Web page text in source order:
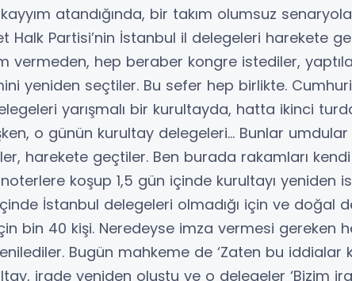
atandığında, bir takım olumsuz
Halk Partisi’nin İstanbul il delegeleri harekete
vermeden, hep beraber kongre istediler,
yeniden seçtiler. Bu sefer hep birlikte.
yarışmalı bir kurultayda, hatta ikinci
o günün kurultay delegeleri… Bunlar
harekete geçtiler. Ben burada rakamları
koşup 1,5 gün içinde kurultayı yeniden
İstanbul delegeleri olmadığı için ve doğal
bin 40 kişi. Neredeyse imza vermesi gereken
Bugün mahkeme de ‘Zaten bu iddialar
irade yeniden oluştu ve o delegeler ‘Bizim